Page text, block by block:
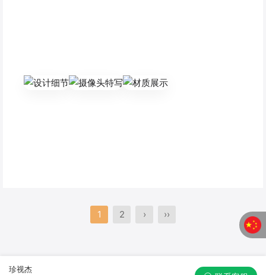
1 2 › ››
珍视杰